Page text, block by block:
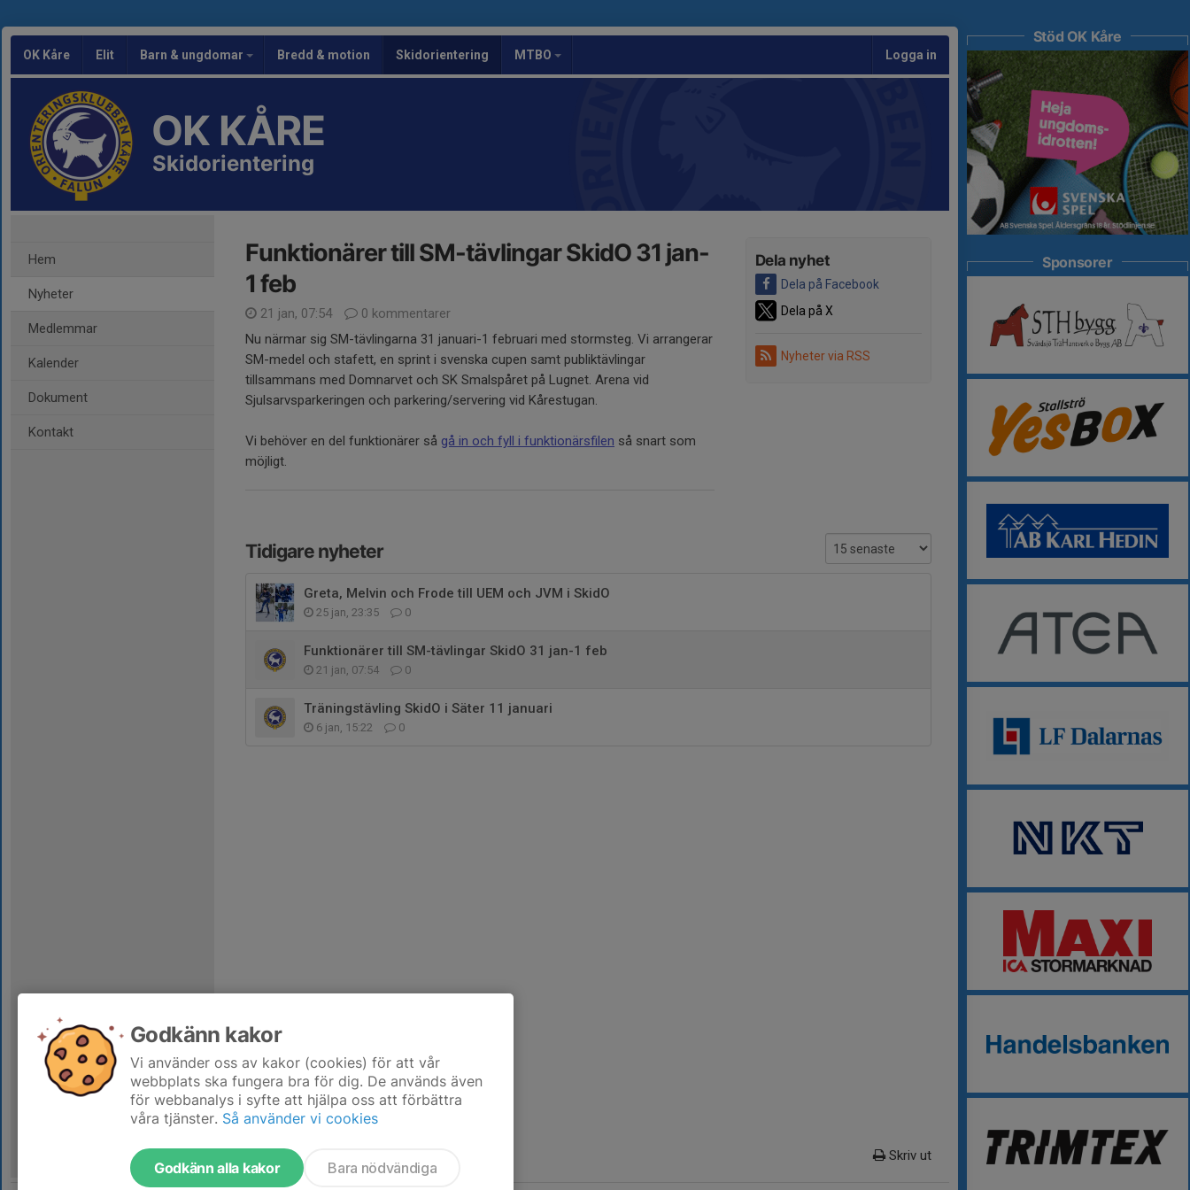
OK Kåre Elit Barn & ungdomar Bredd & motion Skidorientering MTBO Logga in
OK KÅRE
Skidorientering
Hem
Nyheter
Medlemmar
Kalender
Dokument
Kontakt
Dela nyhet
Dela på Facebook
Dela på X
Nyheter via RSS
Funktionärer till SM-tävlingar SkidO 31 jan-
1 feb
21 jan, 07:54
0 kommentarer
Nu närmar sig SM-tävlingarna 31 januari-1 februari med stormsteg. Vi arrangerar
SM-medel och stafett, en sprint i svenska cupen samt publiktävlingar
tillsammans med Domnarvet och SK Smalspåret på Lugnet. Arena vid
Sjulsarvsparkeringen och parkering/servering vid Kårestugan.
Vi behöver en del funktionärer så gå in och fyll i funktionärsfilen så snart som
möjligt.
Tidigare nyheter
Greta, Melvin och Frode till UEM och JVM i SkidO
25 jan, 23:35 0
Funktionärer till SM-tävlingar SkidO 31 jan-1 feb
21 jan, 07:54 0
Träningstävling SkidO i Säter 11 januari
6 jan, 15:22 0
Skriv ut
Stöd OK Kåre
Sponsorer
Godkänn kakor
Vi använder oss av kakor (cookies) för att vår
webbplats ska fungera bra för dig. De används även
för webbanalys i syfte att hjälpa oss att förbättra
våra tjänster. Så använder vi cookies
Godkänn alla kakor Bara nödvändiga